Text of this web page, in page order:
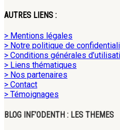
AUTRES LIENS :
> Mentions légales
> Notre politique de
> Conditions générales
> Liens thématiques
> Nos partenaires
> Contact
> Témoignages
BLOG INF’ODENTH : LES THEMES